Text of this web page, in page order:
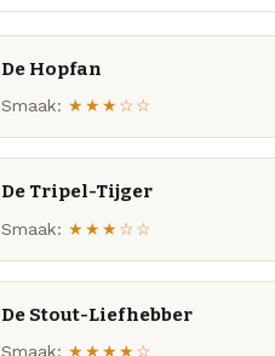
De Hopfan
Smaak: ★★★☆☆
De Tripel-Tijger
Smaak: ★★★☆☆
De Stout-Liefhebber
Smaak: ★★★★☆